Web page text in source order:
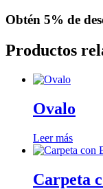
Obtén 5% de
Productos
Ovalo
Leer más
Carpeta